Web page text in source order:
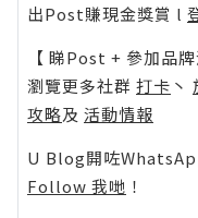
出Post賺現金獎賞 l
【 睇Post + 參加品牌
瀏覽更多社群 打卡 丶
攻略及 活動情報
U Blog開咗
Follow 我哋 ！